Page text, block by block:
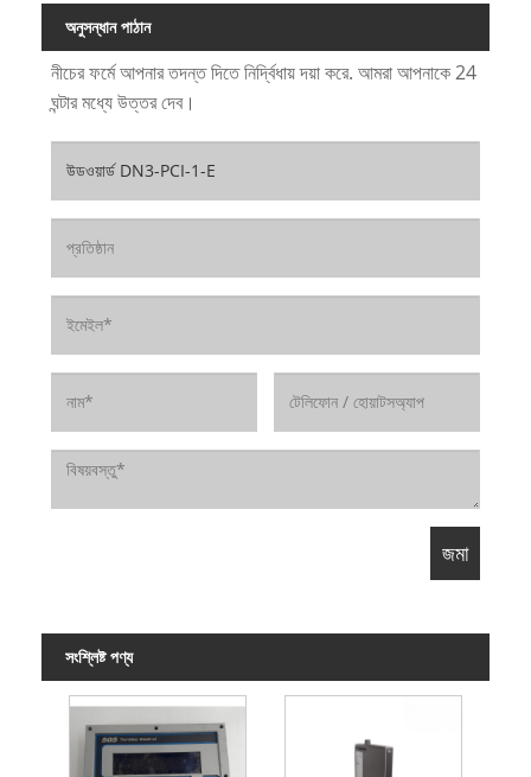
অনুসন্ধান পাঠান
নীচের ফর্মে আপনার তদন্ত দিতে নির্দ্বিধায় দয়া করে. আমরা আপনাকে 24
ঘন্টার মধ্যে উত্তর দেব।
সংশ্লিষ্ট পণ্য